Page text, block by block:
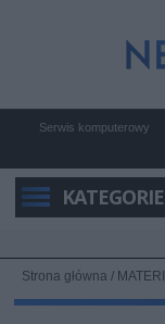
Serwis komputerowy
KATEGORIE
Strona główna /